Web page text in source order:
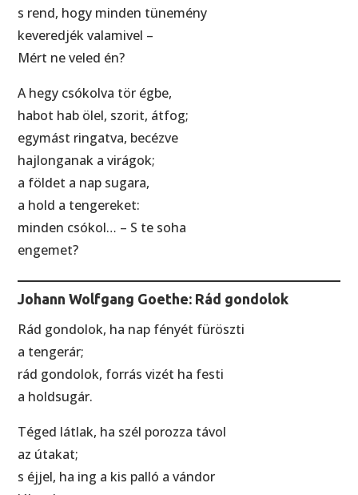
s rend, hogy minden tünemény
keveredjék valamivel –
Mért ne veled én?
A hegy csókolva tör égbe,
habot hab ölel, szorit, átfog;
egymást ringatva, becézve
hajlonganak a virágok;
a földet a nap sugara,
a hold a tengereket:
minden csókol… – S te soha
engemet?
Johann Wolfgang Goethe: Rád gondolok
Rád gondolok, ha nap fényét füröszti
a tengerár;
rád gondolok, forrás vizét ha festi
a holdsugár.
Téged látlak, ha szél porozza távol
az útakat;
s éjjel, ha ing a kis palló a vándor